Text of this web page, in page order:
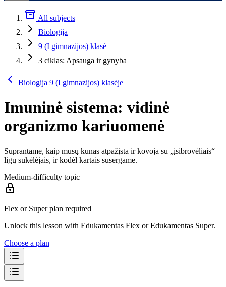
All subjects
Biologija
9 (I gimnazijos) klasė
3 ciklas: Apsauga ir gynyba
Biologija 9 (I gimnazijos) klasėje
Imuninė sistema: vidinė
organizmo kariuomenė
Suprantame, kaip mūsų kūnas atpažįsta ir kovoja su „įsibrovėliais“ –
ligų sukėlėjais, ir kodėl kartais susergame.
Medium-difficulty topic
Flex or Super plan required
Unlock this lesson with Edukamentas Flex or Edukamentas Super.
Choose a plan